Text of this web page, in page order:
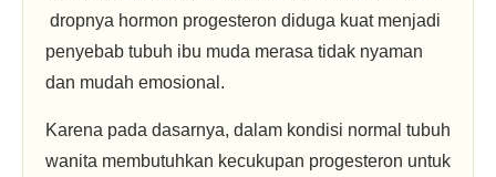
dropnya hormon progesteron diduga kuat menjadi
penyebab tubuh ibu muda merasa tidak nyaman
dan mudah emosional.
Karena pada dasarnya, dalam kondisi normal tubuh
wanita membutuhkan kecukupan progesteron untuk